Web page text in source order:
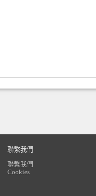
聯繫我們
聯繫我們
Cookies